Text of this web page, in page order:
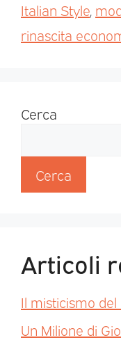
Italian Style,
rinascita
Cerca
Cerca
Articoli
Il misticismo del
Un Milione di